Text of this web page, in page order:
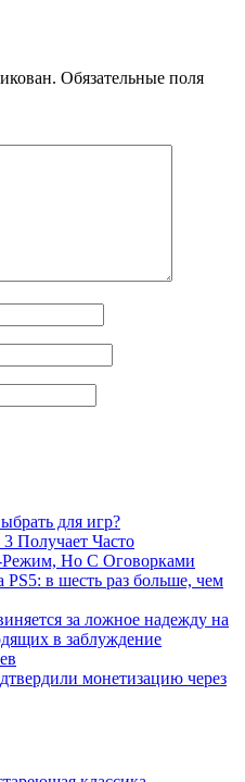
Обязательные поля
для игр?
Получает Часто
Но С Оговорками
в шесть раз больше, чем
за ложное надежду на
в заблуждение
монетизацию через